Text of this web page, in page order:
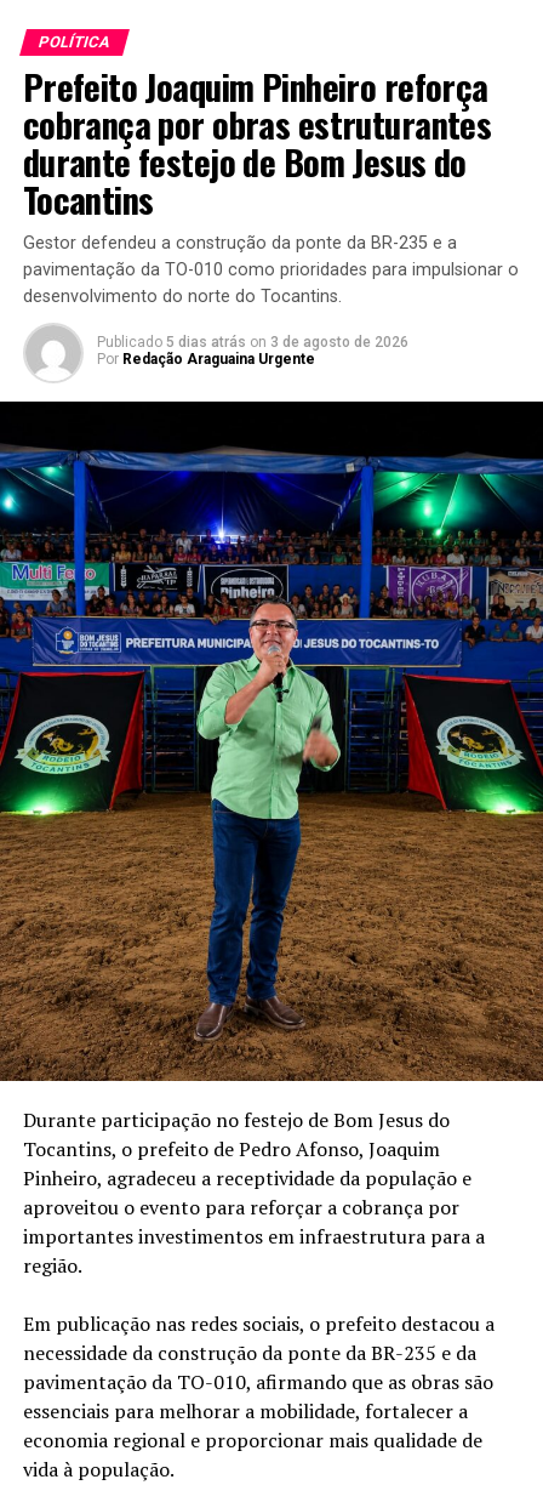
POLÍTICA
Prefeito Joaquim Pinheiro reforça
cobrança por obras estruturantes
durante festejo de Bom Jesus do
Tocantins
Gestor defendeu a construção da ponte da BR-235 e a
pavimentação da TO-010 como prioridades para impulsionar o
desenvolvimento do norte do Tocantins.
Publicado 5 dias atrás on 3 de agosto de 2026
Por Redação Araguaina Urgente
Durante participação no festejo de Bom Jesus do
Tocantins, o prefeito de Pedro Afonso, Joaquim
Pinheiro, agradeceu a receptividade da população e
aproveitou o evento para reforçar a cobrança por
importantes investimentos em infraestrutura para a
região.
Em publicação nas redes sociais, o prefeito destacou a
necessidade da construção da ponte da BR-235 e da
pavimentação da TO-010, afirmando que as obras são
essenciais para melhorar a mobilidade, fortalecer a
economia regional e proporcionar mais qualidade de
vida à população.